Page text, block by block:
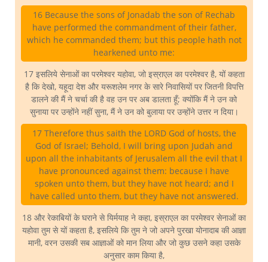
16 Because the sons of Jonadab the son of Rechab
have performed the commandment of their father,
which he commanded them; but this people hath not
hearkened unto me:
17 इसलिये सेनाओं का परमेश्वर यहोवा, जो इस्राएल का परमेश्वर है, यों कहता
है कि देखो, यहूदा देश और यरूशलेम नगर के सारे निवासियों पर जितनी विपत्ति
डालने की मैं ने चर्चा की है वह उन पर अब डालता हूँ; क्योंकि मैं ने उन को
सुनाया पर उन्होंने नहीं सुना, मैं ने उन को बुलाया पर उन्होंने उत्तर न दिया।
17 Therefore thus saith the LORD God of hosts, the
God of Israel; Behold, I will bring upon Judah and
upon all the inhabitants of Jerusalem all the evil that I
have pronounced against them: because I have
spoken unto them, but they have not heard; and I
have called unto them, but they have not answered.
18 और रेकाबियों के घराने से यिर्मयाह ने कहा, इस्राएल का परमेश्वर सेनाओं का
यहोवा तुम से यों कहता है, इसलिये कि तुम ने जो अपने पुरखा योनादाब की आज्ञा
मानी, वरन उसकी सब आज्ञाओं को मान लिया और जो कुछ उसने कहा उसके
अनुसार काम किया है,